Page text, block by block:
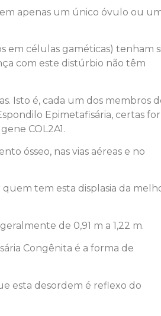
apenas um único óvulo ou
em células gaméticas) tenham
com este distúrbio não têm
Isto é, cada um dos membros
Epimetafisária, certas
COL2A1.
ósseo, nas vias aéreas e no
tem esta displasia da
de 0,91 m a 1,22 m.
Congênita é a forma de
esta desordem é reflexo do